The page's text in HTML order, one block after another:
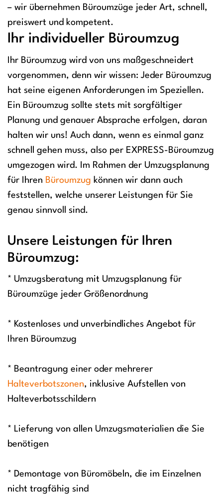
– wir übernehmen Büroumzüge jeder Art, schnell,
preiswert und kompetent.
Ihr individueller Büroumzug
Ihr Büroumzug wird von uns maßgeschneidert
vorgenommen, denn wir wissen: Jeder Büroumzug
hat seine eigenen Anforderungen im Speziellen.
Ein Büroumzug sollte stets mit sorgfältiger
Planung und genauer Absprache erfolgen, daran
halten wir uns! Auch dann, wenn es einmal ganz
schnell gehen muss, also per EXPRESS-Büroumzug
umgezogen wird. Im Rahmen der Umzugsplanung
für Ihren Büroumzug können wir dann auch
feststellen, welche unserer Leistungen für Sie
genau sinnvoll sind.
Unsere Leistungen für Ihren
Büroumzug:
* Umzugsberatung mit Umzugsplanung für
Büroumzüge jeder Größenordnung
* Kostenloses und unverbindliches Angebot für
Ihren Büroumzug
* Beantragung einer oder mehrerer
Halteverbotszonen, inklusive Aufstellen von
Halteverbotsschildern
* Lieferung von allen Umzugsmaterialien die Sie
benötigen
* Demontage von Büromöbeln, die im Einzelnen
nicht tragfähig sind